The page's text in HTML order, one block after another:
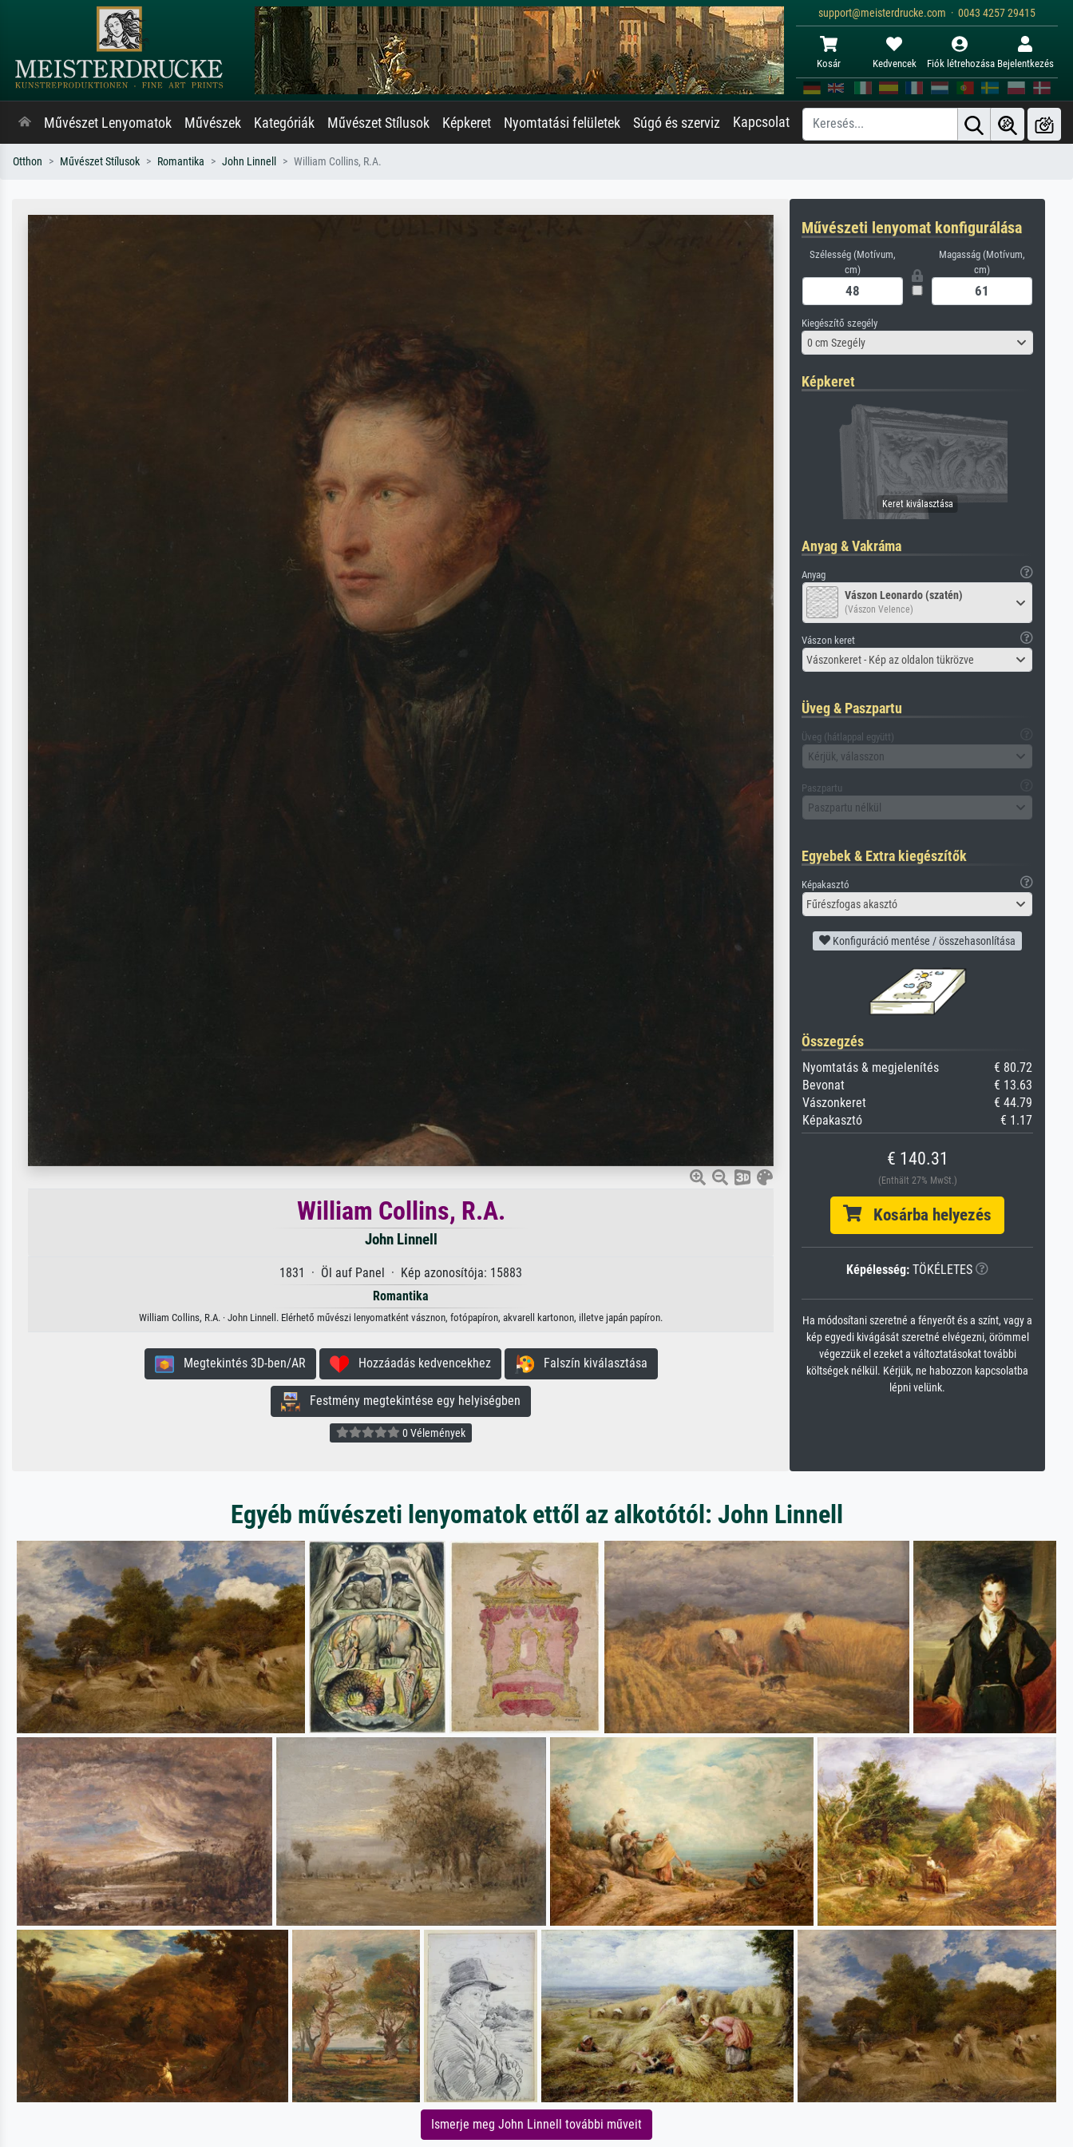
support@meisterdrucke.com · 0043 4257 29415
Kosár Kedvencek Fiók létrehozása Bejelentkezés
Művészet Lenyomatok Művészek Kategóriák Művészet Stílusok Képkeret Nyomtatási felületek Súgó és szerviz Kapcsolat
Otthon Művészet Stílusok Romantika John Linnell William Collins, R.A.
William Collins, R.A.
John Linnell
1831 · Öl auf Panel · Kép azonosítója: 15883
Romantika
William Collins, R.A. · John Linnell. Elérhető művészi lenyomatként vásznon, fotópapíron, akvarell kartonon, illetve japán papíron.
Megtekintés 3D-ben/AR Hozzáadás kedvencekhez Falszín kiválasztása
Festmény megtekintése egy helyiségben
0 Vélemények
Művészeti lenyomat konfigurálása
Szélesség (Motívum,
cm)
Magasság (Motívum,
cm)
Kiegészítő szegély
0 cm Szegély
Képkeret
Anyag & Vakráma
Anyag
Vászon Leonardo (szatén)
(Vászon Velence)
Vászon keret
Vászonkeret - Kép az oldalon tükrözve
Üveg & Paszpartu
Üveg (hátlappal együtt)
Kérjük, válasszon
Paszpartu
Paszpartu nélkül
Egyebek & Extra kiegészítők
Képakasztó
Fűrészfogas akasztó
Konfiguráció mentése / összehasonlítása
Összegzés
Nyomtatás & megjelenítés
€ 80.72
Bevonat
€ 13.63
Vászonkeret
€ 44.79
Képakasztó
€ 1.17
€ 140.31
(Enthält 27% MwSt.)
Kosárba helyezés
Képélesség: TÖKÉLETES
Ha módosítani szeretné a fényerőt és a színt, vagy a
kép egyedi kivágását szeretné elvégezni, örömmel
végezzük el ezeket a változtatásokat további
költségek nélkül. Kérjük, ne habozzon kapcsolatba
lépni velünk.
Egyéb művészeti lenyomatok ettől az alkotótól: John Linnell
Ismerje meg John Linnell további műveit